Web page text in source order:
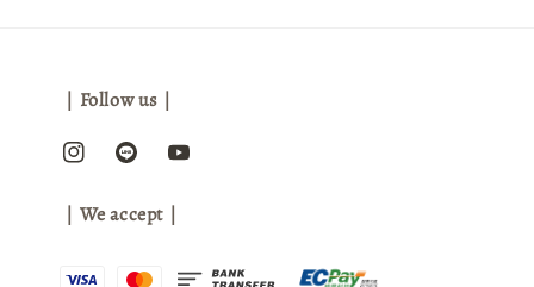
｜Follow us｜
｜We accept｜